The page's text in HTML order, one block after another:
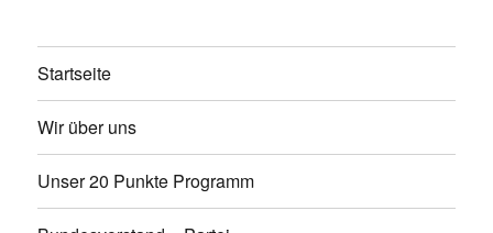
Startseite
Wir über uns
Unser 20 Punkte Programm